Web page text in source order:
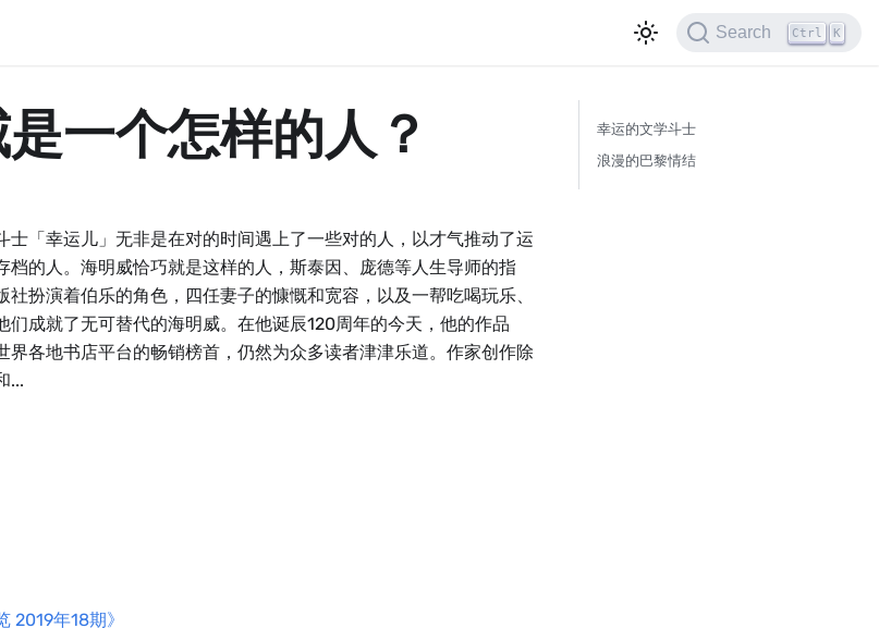
Search Ctrl K
一个怎样的人？
士「幸运儿」无非是在对的时间遇上了一些对的人，以才气推动了运
档的人。海明威恰巧就是这样的人，斯泰因、庞德等人生导师的指
社扮演着伯乐的角色，四任妻子的慷慨和宽容，以及一帮吃喝玩乐、
们成就了无可替代的海明威。在他诞辰120周年的今天，他的作品
界各地书店平台的畅销榜首，仍然为众多读者津津乐道。作家创作除
...
2019年18期》
幸运的文学斗士
浪漫的巴黎情结